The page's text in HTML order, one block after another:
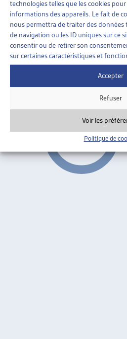
technologies telles que les cookies
informations des appareils. Le fait de
nous permettra de traiter des
de navigation ou les ID uniques sur ce
consentir ou de retirer son
sur certaines caractéristiques et
Accepter
Refuser
Voir les
Politique de
FAMILLES»POLITIQUE
CONTRIBUTIONS D’ENTRETIEN
RAPPORT SUR L’AIDE AU
L’AVANCE SUR
DFI, communiqué de presse,
Contributions d'entretien